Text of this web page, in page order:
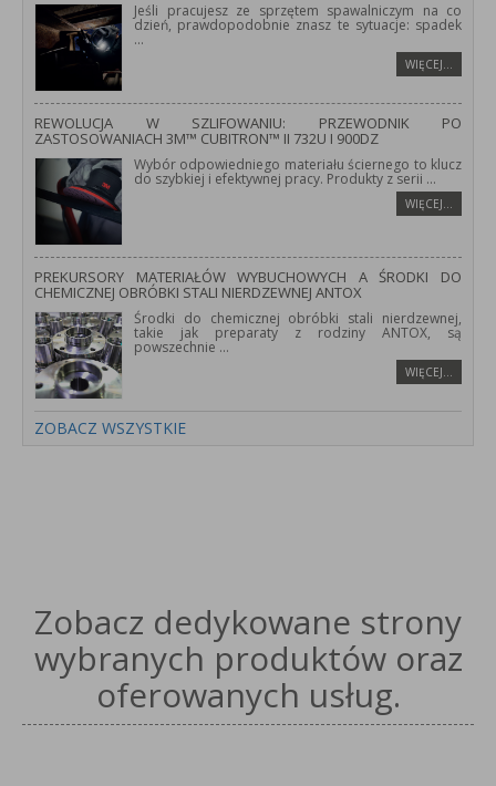
Jeśli pracujesz ze sprzętem spawalniczym na co
dzień, prawdopodobnie znasz te sytuacje: spadek
...
WIĘCEJ…
REWOLUCJA W SZLIFOWANIU: PRZEWODNIK PO
ZASTOSOWANIACH 3M™ CUBITRON™ II 732U I 900DZ
Wybór odpowiedniego materiału ściernego to klucz
do szybkiej i efektywnej pracy. Produkty z serii ...
WIĘCEJ…
PREKURSORY MATERIAŁÓW WYBUCHOWYCH A ŚRODKI DO
CHEMICZNEJ OBRÓBKI STALI NIERDZEWNEJ ANTOX
Środki do chemicznej obróbki stali nierdzewnej,
takie jak preparaty z rodziny ANTOX, są
powszechnie...
WIĘCEJ…
ZOBACZ WSZYSTKIE
Zobacz dedykowane strony
wybranych produktów oraz
oferowanych usług.